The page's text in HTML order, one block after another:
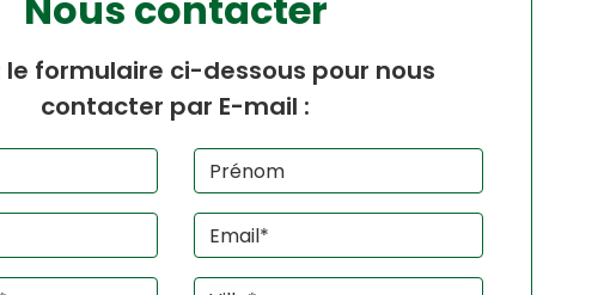
le formulaire ci-dessous pour nous
contacter par E-mail :